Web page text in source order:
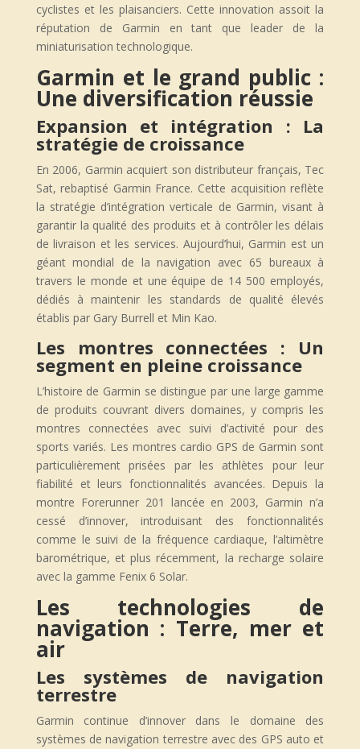
cyclistes et les plaisanciers. Cette innovation assoit la
réputation de Garmin en tant que leader de la
miniaturisation technologique.
Garmin et le grand public :
Une diversification réussie
Expansion et intégration : La
stratégie de croissance
En 2006, Garmin acquiert son distributeur français, Tec
Sat, rebaptisé Garmin France. Cette acquisition reflète
la stratégie d’intégration verticale de Garmin, visant à
garantir la qualité des produits et à contrôler les délais
de livraison et les services. Aujourd’hui, Garmin est un
géant mondial de la navigation avec 65 bureaux à
travers le monde et une équipe de 14 500 employés,
dédiés à maintenir les standards de qualité élevés
établis par Gary Burrell et Min Kao.
Les montres connectées : Un
segment en pleine croissance
L’histoire de Garmin se distingue par une large gamme
de produits couvrant divers domaines, y compris les
montres connectées avec suivi d’activité pour des
sports variés. Les montres cardio GPS de Garmin sont
particulièrement prisées par les athlètes pour leur
fiabilité et leurs fonctionnalités avancées. Depuis la
montre Forerunner 201 lancée en 2003, Garmin n’a
cessé d’innover, introduisant des fonctionnalités
comme le suivi de la fréquence cardiaque, l’altimètre
barométrique, et plus récemment, la recharge solaire
avec la gamme Fenix 6 Solar.
Les technologies de
navigation : Terre, mer et
air
Les systèmes de navigation
terrestre
Garmin continue d’innover dans le domaine des
systèmes de navigation terrestre avec des GPS auto et